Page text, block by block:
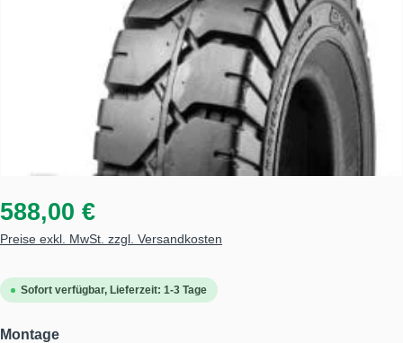
588,00 €
Preise exkl. MwSt. zzgl. Versandkosten
Sofort verfügbar, Lieferzeit: 1-3 Tage
Montageauswählen